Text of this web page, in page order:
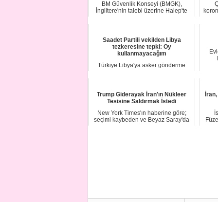
BM Güvenlik Konseyi (BMGK),
İngiltere'nin talebi üzerine Halep'te
Saadet Partili vekilden Libya
tezkeresine tepki: Oy
kullanmayacağım
Türkiye Libya'ya asker gönderme
Trump Giderayak İran'ın Nükleer
Tesisine Saldırmak İstedi
New York Times'ın haberine göre;
seçimi kaybeden ve Beyaz Saray'da